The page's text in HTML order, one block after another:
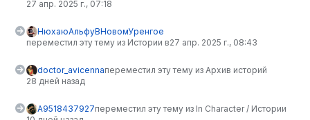
27 апр. 2025 г., 07:18
НюхаюАльфуВНовомУренгое
переместил эту тему из Истории в27 апр. 2025 г., 08:43
doctor_avicennaпереместил эту тему из Архив историй
28 дней назад
A9518437927переместил эту тему из In Character / Истории